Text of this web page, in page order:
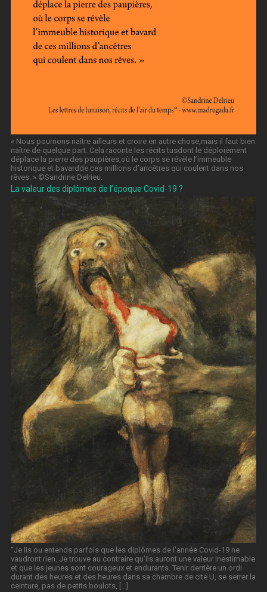
« Nous pourrions naître ailleurs et croire en autre chose,mais il faut bien
naître de quelque part. Cela raconte les récits tusdont le déploiement
déplace la pierre des paupières,où le corps se révèle l’immeuble
historique et bavardde ces millions d’ancêtres qui coulent dans nos
rêves. » ©️Sandrine Delrieu.
La valeur des diplômes de l’époque Covid-19 ?
“Je lis ou entends parfois que les diplômes de l’année Covid-19 ne
vaudront rien. Je trouve au contraire qu’ils auront une valeur inestimable
et que les jeunes sont courageux et endurants. Tenir derrière un ordi
durant des heures et des heures dans sa chambre de cité U, se serrer la
ceinture, pas de petits boulots, […]